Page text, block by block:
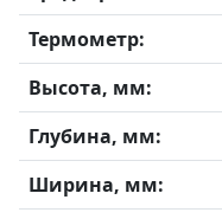
Термометр:
Высота, мм:
Глубина, мм:
Ширина, мм: